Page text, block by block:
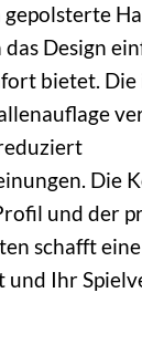
Design
bietet.
Die
und der
schafft
Ihr